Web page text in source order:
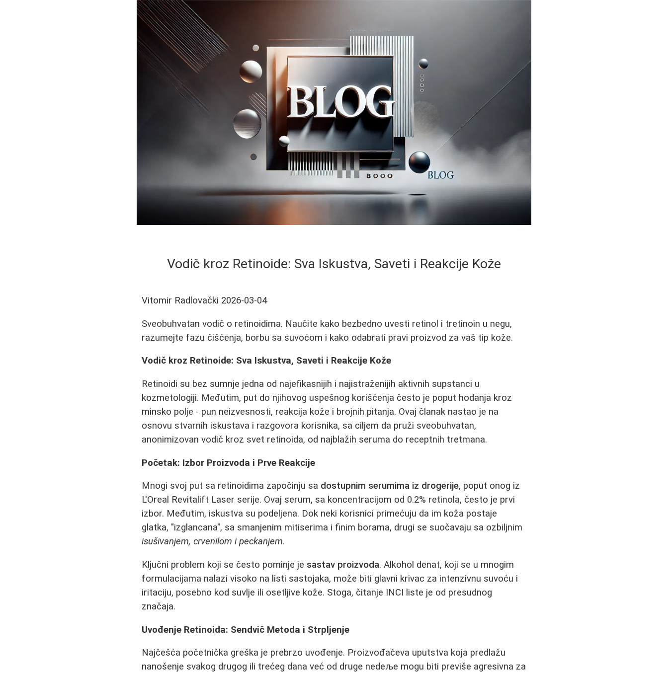
Vodič kroz Retinoide: Sva Iskustva, Saveti i Reakcije Kože
Vitomir Radlovački 2026-03-04
Sveobuhvatan vodič o retinoidima. Naučite kako bezbedno uvesti retinol i tretinoin u negu,
razumejte fazu čišćenja, borbu sa suvoćom i kako odabrati pravi proizvod za vaš tip kože.
Vodič kroz Retinoide: Sva Iskustva, Saveti i Reakcije Kože
Retinoidi su bez sumnje jedna od najefikasnijih i najistraženijih aktivnih supstanci u
kozmetologiji. Međutim, put do njihovog uspešnog korišćenja često je poput hodanja kroz
minsko polje - pun neizvesnosti, reakcija kože i brojnih pitanja. Ovaj članak nastao je na
osnovu stvarnih iskustava i razgovora korisnika, sa ciljem da pruži sveobuhvatan,
anonimizovan vodič kroz svet retinoida, od najblažih serumа do receptnih tretmana.
Početak: Izbor Proizvoda i Prve Reakcije
Mnogi svoj put sa retinoidima započinju sa dostupnim serumima iz drogerije, poput onog iz
L'Oreal Revitalift Laser serije. Ovaj serum, sa koncentracijom od 0.2% retinola, često je prvi
izbor. Međutim, iskustva su podeljena. Dok neki korisnici primećuju da im koža postaje
glatka, "izglancana", sa smanjenim mitiserima i finim borama, drugi se suočavaju sa ozbiljnim
isušivanjem, crvenilom i peckanjem.
Ključni problem koji se često pominje je sastav proizvoda. Alkohol denat, koji se u mnogim
formulacijama nalazi visoko na listi sastojaka, može biti glavni krivac za intenzivnu suvoću i
iritaciju, posebno kod suvlje ili osetljive kože. Stoga, čitanje INCI liste je od presudnog
značaja.
Uvođenje Retinoida: Sendvič Metoda i Strpljenje
Najčešća početnička greška je prebrzo uvođenje. Proizvođačeva uputstva koja predlažu
nanošenje svakog drugog ili trećeg dana već od druge nedeље mogu biti previše agresivna za